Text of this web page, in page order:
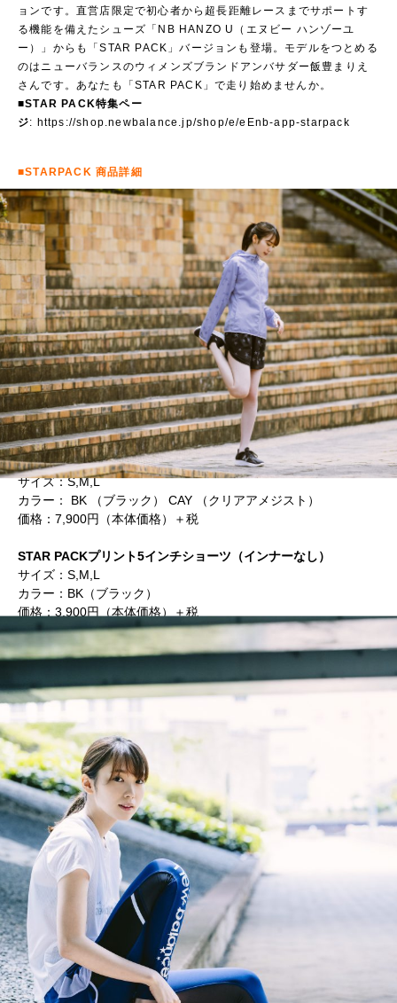
ョンです。直営店限定で初心者から超長距離レースまでサポートす
る機能を備えたシューズ「NB HANZO U（エヌビー ハンゾーユ
ー）」からも「STAR PACK」バージョンも登場。モデルをつとめる
のはニューバランスのウィメンズブランドアンバサダー飯豊まりえ
さんです。あなたも「STAR PACK」で走り始めませんか。
■STAR PACK特集ペー
ジ: https://shop.newbalance.jp/shop/e/eEnb-app-starpack
■STARPACK 商品詳細
STAR PACKウィンドチータージャケット
サイズ：S,M,L
カラー： BK （ブラック） CAY （クリアアメジスト）
価格：7,900円（本体価格）＋税
STAR PACKプリント5インチショーツ（インナーなし）
サイズ：S,M,L
カラー：BK（ブラック）
価格：3,900円（本体価格）＋税